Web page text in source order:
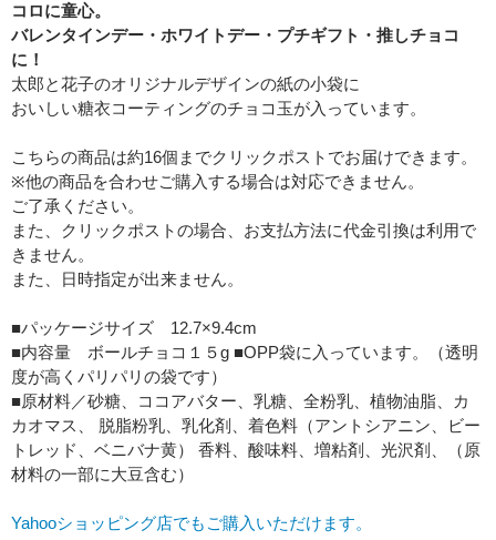
コロに童心。
バレンタインデー・ホワイトデー・プチギフト・推しチョコ
に！
太郎と花子のオリジナルデザインの紙の小袋に
おいしい糖衣コーティングのチョコ玉が入っています。
こちらの商品は約16個までクリックポストでお届けできます。
※他の商品を合わせご購入する場合は対応できません。
ご了承ください。
また、クリックポストの場合、お支払方法に代金引換は利用で
きません。
また、日時指定が出来ません。
■パッケージサイズ 12.7×9.4cm
■内容量 ボールチョコ１５g ■OPP袋に入っています。（透明
度が高くパリパリの袋です）
■原材料／砂糖、ココアバター、乳糖、全粉乳、植物油脂、カ
カオマス、 脱脂粉乳、乳化剤、着色料（アントシアニン、ビー
トレッド、ベニバナ黄） 香料、酸味料、増粘剤、光沢剤、（原
材料の一部に大豆含む）
Yahooショッピング店でもご購入いただけます。